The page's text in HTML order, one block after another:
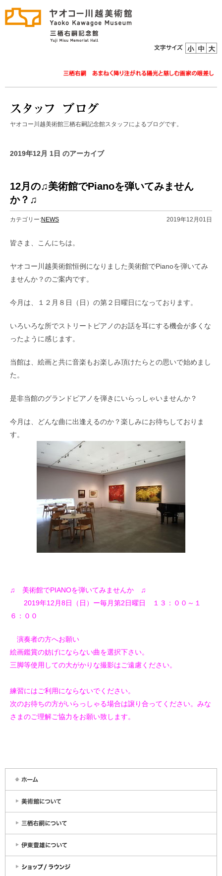
ヤオコー川越美術館三栖右嗣記念館スタッフによるブログです。
2019年12月 1日 のアーカイブ
12月の♫美術館でPianoを弾いてみません
か？♫
カテゴリー:NEWS 2019年12月01日
皆さま、こんにちは。
ヤオコー川越美術館恒例になりました美術館でPianoを弾いてみ
ませんか？のご案内です。
今月は、１２月８日（日）の第２日曜日になっております。
いろいろな所でストリートピアノのお話を耳にする機会が多くな
ったように感じます。
当館は、絵画と共に音楽もお楽しみ頂けたらとの思いで始めまし
た。
是非当館のグランドピアノを弾きにいらっしゃいませんか？
今月は、どんな曲に出逢えるのか？楽しみにお待ちしておりま
す。
♫ 美術館でPIANOを弾いてみませんか ♫
2019年12月8日（日）ー毎月第2日曜日 １３：００～１
６：００
演奏者の方へお願い
絵画鑑賞の妨げにならない曲を選択下さい。
三脚等使用しての大がかりな撮影はご遠慮ください。
練習にはご利用にならないでください。
次のお待ちの方がいらっしゃる場合は譲り合ってください。みな
さまのご理解ご協力をお願い致します。